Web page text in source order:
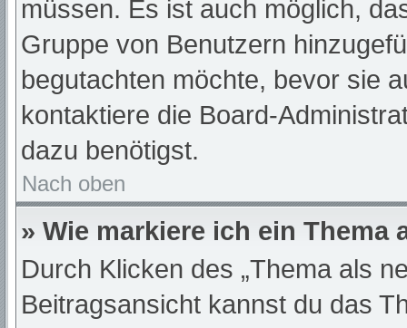
müssen. Es ist auch möglich,
Gruppe von Benutzern
begutachten möchte, bevor sie
kontaktiere die Board-
dazu benötigst.
Nach oben
» Wie markiere ich ein Thema
Durch Klicken des „Thema als
Beitragsansicht kannst du das